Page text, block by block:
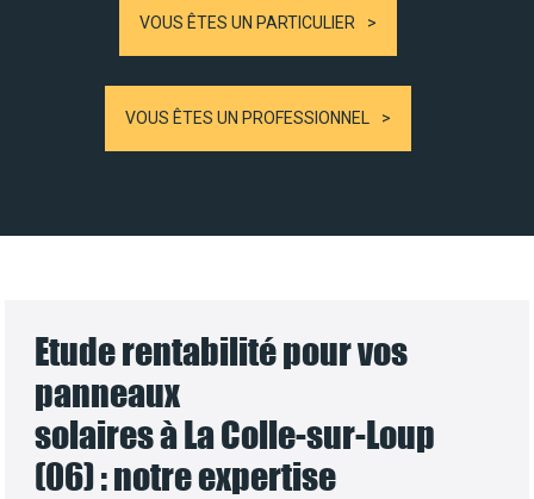
VOUS ÊTES UN PARTICULIER
VOUS ÊTES UN PROFESSIONNEL
Etude rentabilité pour vos
panneaux
solaires à La Colle-sur-Loup
(06) : notre expertise